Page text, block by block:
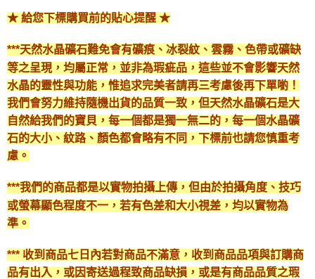
★ 給您下標購買前的貼心提醒 ★
***天然水晶礦石難免會有礦痕、冰裂紋、雲霧、色帶或礦缺
等之呈現，均屬正常，並非為瑕疵品，這些並不會影響天然
水晶的靈性與功能，惟追求完美者請再三考慮後再下單喲！
我們會努力維持隨機出貨的品質一致，但天然水晶礦石是大
自然給我們的寶貝，每一個都是獨一無二的，每一個水晶礦
石的大小、紋路、顏色都會略有不同，下標前也請您慎重考
慮。
***我們的商品都是以實物拍攝上傳，但由於拍攝角度、技巧
或螢幕顯色程度不一，若有色差和大小視差，均以實物為
準。
*** 收到商品七日內若對商品不滿意，收到商品品項與訂購商
品有出入，或因寄送過程致商品缺損，或是有商品品質之瑕